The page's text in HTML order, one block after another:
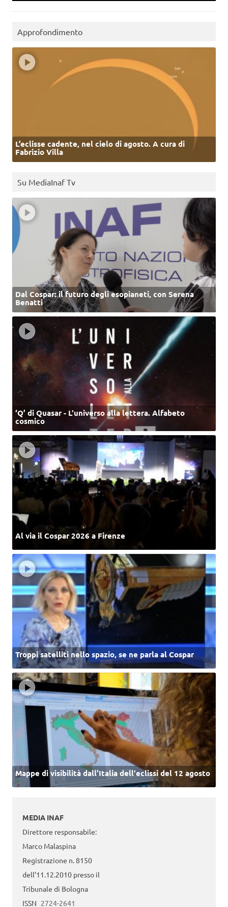
Approfondimento
L’eclisse cadente, nel cielo di agosto. A cura di
Fabrizio Villa
Su MediaInaf Tv
Dal Cospar: il futuro degli esopianeti, con Serena
Benatti
‘Q’ di Quasar - L'universo alla lettera. Alfabeto
cosmico
Al via il Cospar 2026 a Firenze
Troppi satelliti nello spazio, se ne parla al Cospar
Mappe di visibilità dall’Italia dell'eclissi del 12 agosto
MEDIA INAF
Direttore responsabile:
Marco Malaspina
Registrazione n. 8150
dell’11.12.2010 presso il
Tribunale di Bologna
ISSN 2724-2641